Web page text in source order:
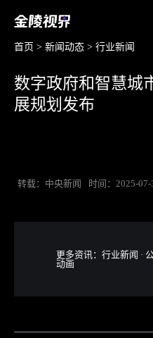
首页 > 新闻动态 > 行业新闻
数字政府和智慧城
展规划发布
转载：中央新闻 时间：2025-07-
更多资讯： 行业新闻 ·
动画